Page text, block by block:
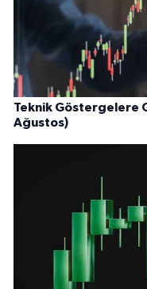
Teknik Göstergelere
Ağustos)